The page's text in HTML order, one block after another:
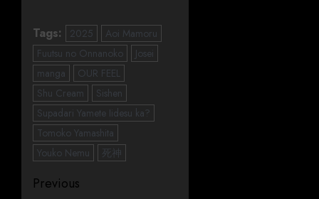
Tags: 2025
Aoi Mamoru
Fuutsu no Onnanoko
Josei
manga
OUR FEEL
Shu Cream
Sishen
Supadari Yamete Iidesu ka?
Tomoko Yamashita
Youko Nemu
死神
Previous